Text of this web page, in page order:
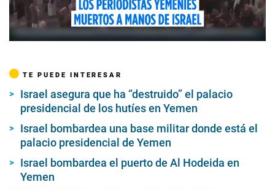
00:00/00:51
TE PUEDE INTERESAR
Israel asegura que ha “destruido” el palacio
presidencial de los hutíes en Yemen
Israel bombardea una base militar donde está el
palacio presidencial de Yemen
Israel bombardea el puerto de Al Hodeida en
Yemen